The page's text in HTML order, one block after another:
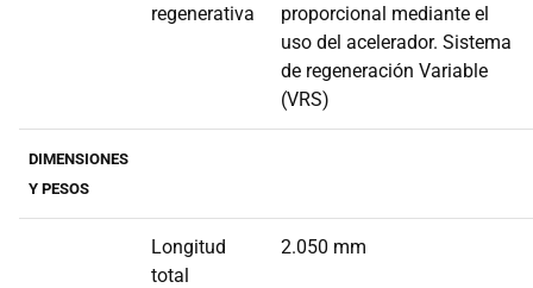
regenerativa
proporcional mediante el
uso del acelerador. Sistema
de regeneración Variable
(VRS)
DIMENSIONES
Y PESOS
Longitud
total
2.050 mm